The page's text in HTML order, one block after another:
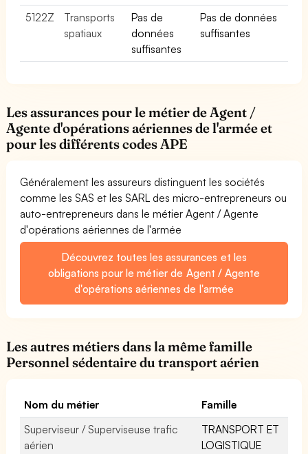
5122Z
Transports
spatiaux
Pas de
données
suffisantes
Pas de données
suffisantes
Les assurances pour le métier de Agent /
Agente d'opérations aériennes de l'armée et
pour les différents codes APE
Généralement les assureurs distinguent les sociétés
comme les SAS et les SARL des micro-entrepreneurs ou
auto-entrepreneurs dans le métier Agent / Agente
d'opérations aériennes de l'armée
Découvrez toutes les assurances et les
obligations pour le métier de Agent / Agente
d'opérations aériennes de l'armée
Les autres métiers dans la même famille
Personnel sédentaire du transport aérien
Nom du métier
Famille
Superviseur / Superviseuse trafic
aérien
TRANSPORT ET
LOGISTIQUE